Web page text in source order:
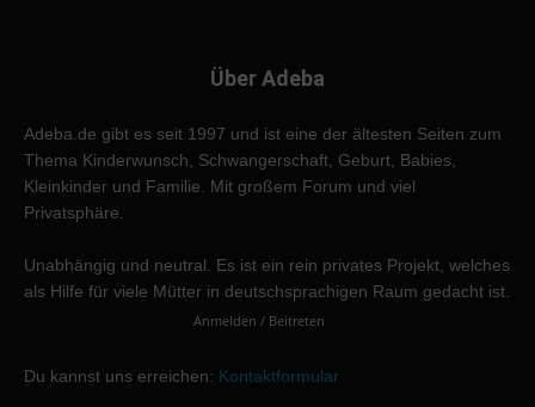
Über Adeba
Adeba.de gibt es seit 1997 und ist eine der ältesten Seiten zum
Thema Kinderwunsch, Schwangerschaft, Geburt, Babies,
Kleinkinder und Familie. Mit großem Forum und viel
Privatsphäre.
Unabhängig und neutral. Es ist ein rein privates Projekt, welches
als Hilfe für viele Mütter in deutschsprachigen Raum gedacht ist.
Anmelden / Beitreten
Du kannst uns erreichen: Kontaktformular